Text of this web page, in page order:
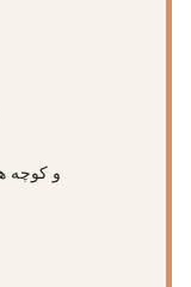
و كوچه